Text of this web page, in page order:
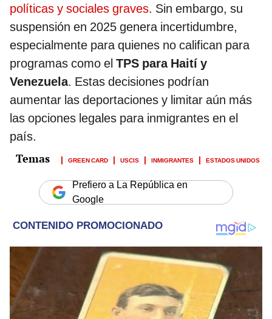
políticas y sociales graves. Sin embargo, su
suspensión en 2025 genera incertidumbre,
especialmente para quienes no califican para
programas como el TPS para Haití y
Venezuela. Estas decisiones podrían
aumentar las deportaciones y limitar aún más
las opciones legales para inmigrantes en el
país.
GREEN CARD USCIS INMIGRANTES ESTADOS UNIDOS
Prefiero a La República en
Google